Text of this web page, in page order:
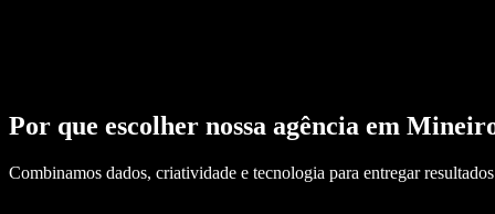
Por que escolher nossa agência em
Combinamos dados, criatividade e tecnologia para entregar